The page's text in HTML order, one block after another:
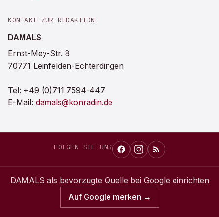
KONTAKT ZUR REDAKTION
DAMALS
Ernst-Mey-Str. 8
70771 Leinfelden-Echterdingen
Tel: +49 (0)711 7594-447
E-Mail: damals@konradin.de
FOLGEN SIE UNS
DAMALS als bevorzugte Quelle bei Google einrichten
Auf Google merken →